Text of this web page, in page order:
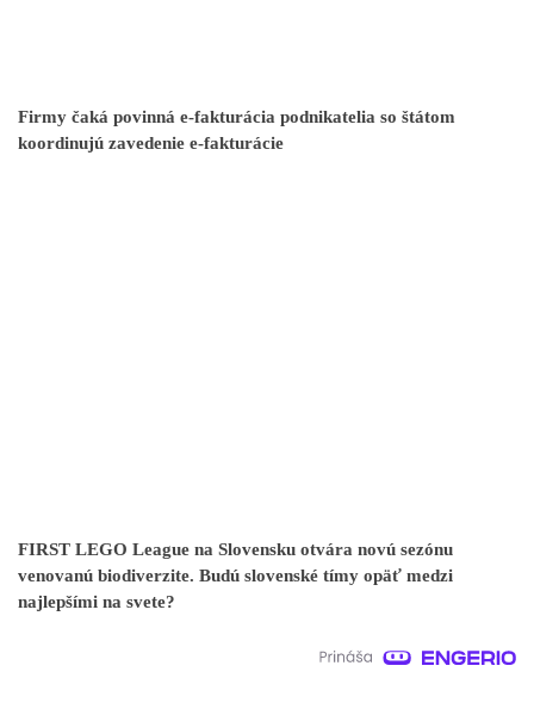
Firmy čaká povinná e-fakturácia podnikatelia so štátom
koordinujú zavedenie e-fakturácie
FIRST LEGO League na Slovensku otvára novú sezónu
venovanú biodiverzite. Budú slovenské tímy opäť medzi
najlepšími na svete?